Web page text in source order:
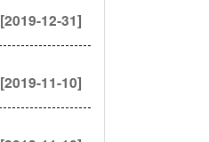
[2019-12-31]
[2019-11-10]